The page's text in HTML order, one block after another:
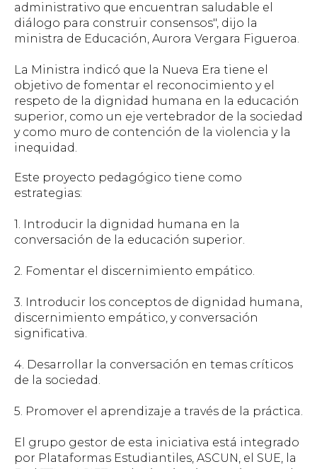
administrativo que encuentran saludable el
diálogo para construir consensos", dijo la
ministra de Educación, Aurora Vergara Figueroa.
La Ministra indicó que la Nueva Era tiene el
objetivo de fomentar el reconocimiento y el
respeto de la dignidad humana en la educación
superior, como un eje vertebrador de la sociedad
y como muro de contención de la violencia y la
inequidad.
Este proyecto pedagógico tiene como
estrategias:
1. Introducir la dignidad humana en la
conversación de la educación superior.
2. Fomentar el discernimiento empático.
3. Introducir los conceptos de dignidad humana,
discernimiento empático, y conversación
significativa.
4. Desarrollar la conversación en temas críticos
de la sociedad.
5. Promover el aprendizaje a través de la práctica.
El grupo gestor de esta iniciativa está integrado
por Plataformas Estudiantiles, ASCUN, el SUE, la